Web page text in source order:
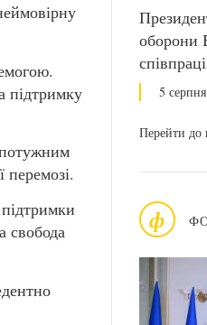
оборони
5
Перейти до
ф
підтримку
свобода